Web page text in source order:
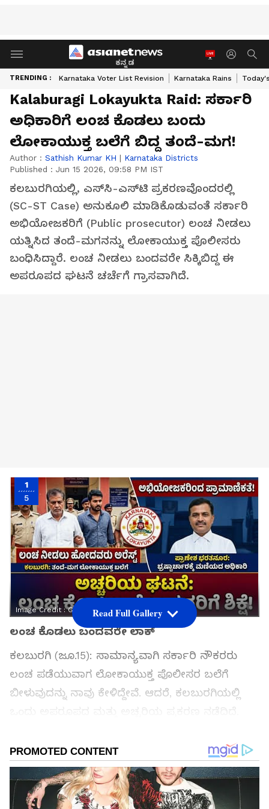
ಕನ್ನಡ
TRENDING : Karnataka Voter List Revision Karnataka Rains
Kalaburagi Lokayukta Raid: ಸರ್ಕಾರಿ
ಅಧಿಕಾರಿಗೆ ಲಂಚ ಕೊಡಲು ಬಂದು
ಲೋಕಾಯುಕ್ತ ಬಲೆಗೆ ಬಿದ್ದ ತಂದೆ-ಮಗ!
Author : Sathish Kumar KH | Karnataka Districts
Published : Jun 15 2026, 09:58 PM IST
ಕಲಬುರಗಿಯಲ್ಲಿ, ಎಸ್‌ಸಿ-ಎಸ್‌ಟಿ ಪ್ರಕರಣವೊಂದರಲ್ಲಿ
(SC-ST Case) ಅನುಕೂಲಿ ಮಾಡಿಕೊಡುವಂತೆ ಸರ್ಕಾರಿ
ಅಭಿಯೋಜಕರಿಗೆ (Public prosecutor) ಲಂಚ ನೀಡಲು
ಯತ್ನಿಸಿದ ತಂದೆ-ಮಗನನ್ನು ಲೋಕಾಯುಕ್ತ ಪೊಲೀಸರು
ಬಂಧಿಸಿದ್ದಾರೆ. ಲಂಚ ನೀಡಲು ಬಂದವರೇ ಸಿಕ್ಕಿಬಿದ್ದ ಈ
ಅಪರೂಪದ ಘಟನೆ ಚರ್ಚೆಗೆ ಗ್ರಾಸವಾಗಿದೆ.
1
5
Image Credit :Gemini
ಲಂಚ ಕೊಡಲು ಬಂದವರೇ ಲಾಕ್
ಕಲಬುರಗಿ (ಜೂ.15): ಸಾಮಾನ್ಯವಾಗಿ ಸರ್ಕಾರಿ ನೌಕರರು
ಲಂಚ ಪಡೆಯುವಾಗ ಲೋಕಾಯುಕ್ತ ಪೊಲೀಸರ ಬಲೆಗೆ
ಬೀಳುವುದನ್ನು ನಾವು ಕೇಳಿದ್ದೇವೆ. ಆದರೆ, ಕಲಬುರಗಿಯಲ್ಲಿ
ಬಂದವರೇ ಲೋಕಾಯುಕ್ತ ಪೊಲೀಸರ ಅತಿಥಿಯಾಗಿದ್ದಾರೆ!
ಸಮಗ್ರ ಸುದ್ದಿ ಮೂಲವನ್ನಾಗಿ asianet suvarna news ಅನ್ನು
ಆಯ್ಕೆ ಮಾಡಿಕೊಳ್ಳಿ
Read Full Gallery